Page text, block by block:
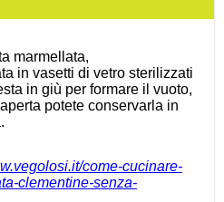
marmellata,
in vasetti di vetro sterilizzati
in giù per formare il vuoto,
potete conservarla in
come-cucinare-
clementine-senza-